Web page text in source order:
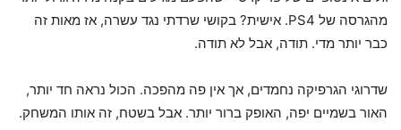
מהגרסה של PS4. אישית? בקושי שרדתי נגד עשרה, אז מאות זה
כבר יותר מדי. תודה, אבל לא תודה.
שדרוגי הגרפיקה נחמדים, אך אין פה מהפכה. הכול נראה חד יותר,
האור בשמיים יפה, האופק ברור יותר. אבל בשטח, זה אותו המשחק.